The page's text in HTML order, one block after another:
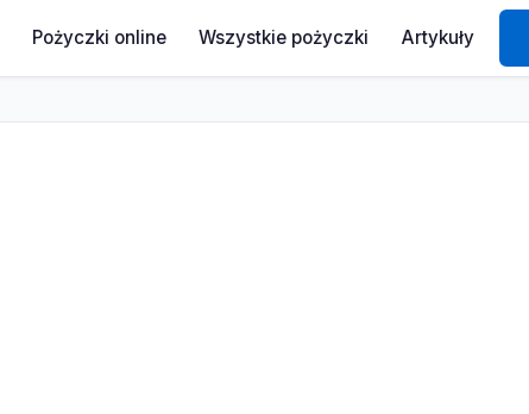
Pożyczki online Wszystkie pożyczki Artykuły